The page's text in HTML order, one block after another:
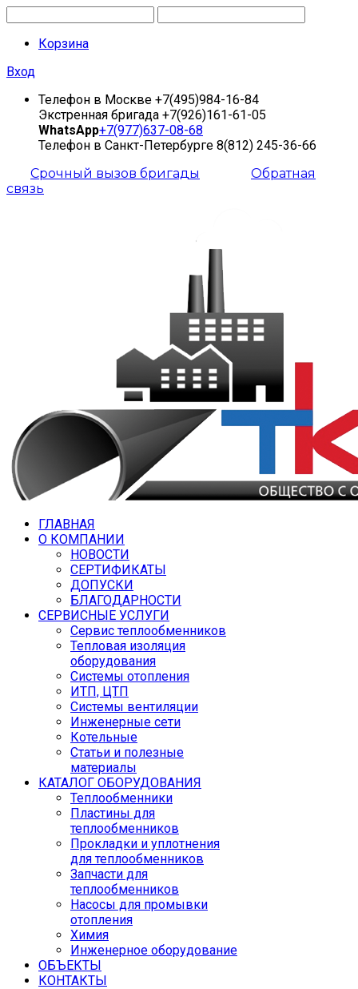
Корзина
Вход
Телефон в Москве +7(495)984-16-84
Экстренная бригада +7(926)161-61-05
WhatsApp+7(977)637-08-68
Телефон в Санкт-Петербурге 8(812) 245-36-66
Срочный вызов бригады
Обратная
связь
ГЛАВНАЯ
О КОМПАНИИ
НОВОСТИ
СЕРТИФИКАТЫ
ДОПУСКИ
БЛАГОДАРНОСТИ
СЕРВИСНЫЕ УСЛУГИ
Сервис теплообменников
Тепловая изоляция
оборудования
Системы отопления
ИТП, ЦТП
Системы вентиляции
Инженерные сети
Котельные
Статьи и полезные
материалы
КАТАЛОГ ОБОРУДОВАНИЯ
Теплообменники
Пластины для
теплообменников
Прокладки и уплотнения
для теплообменников
Запчасти для
теплообменников
Насосы для промывки
отопления
Химия
Инженерное оборудование
ОБЪЕКТЫ
КОНТАКТЫ